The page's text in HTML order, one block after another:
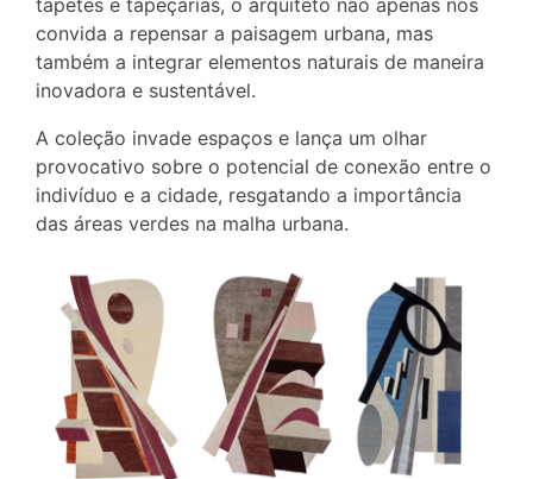
convida a repensar a paisagem urbana, mas
também a integrar elementos naturais de maneira
inovadora e sustentável.
A coleção invade espaços e lança um olhar
provocativo sobre o potencial de conexão entre o
indivíduo e a cidade, resgatando a importância
das áreas verdes na malha urbana.